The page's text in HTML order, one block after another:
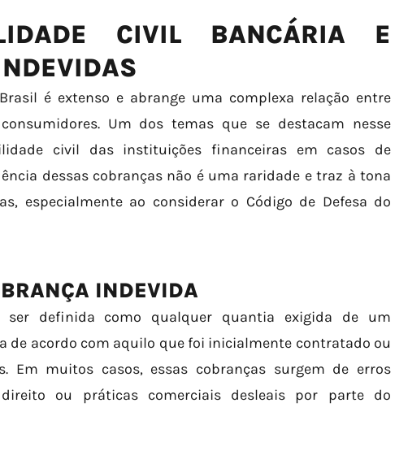
CIVIL BANCÁRIA E
é extenso e abrange uma complexa relação entre
Um dos temas que se destacam nesse
civil das instituições financeiras em casos de
dessas cobranças não é uma raridade e traz à tona
especialmente ao considerar o Código de Defesa do
INDEVIDA
ser definida como qualquer quantia exigida de um
de acordo com aquilo que foi inicialmente contratado ou
Em muitos casos, essas cobranças surgem de erros
ou práticas comerciais desleais por parte do